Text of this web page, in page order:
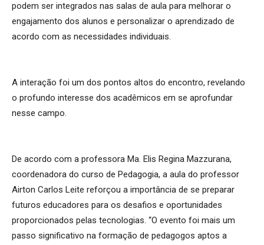
podem ser integrados nas salas de aula para melhorar o
engajamento dos alunos e personalizar o aprendizado de
acordo com as necessidades individuais.
A interação foi um dos pontos altos do encontro, revelando
o profundo interesse dos acadêmicos em se aprofundar
nesse campo.
De acordo com a professora Ma. Elis Regina Mazzurana,
coordenadora do curso de Pedagogia, a aula do professor
Airton Carlos Leite reforçou a importância de se preparar
futuros educadores para os desafios e oportunidades
proporcionados pelas tecnologias. “O evento foi mais um
passo significativo na formação de pedagogos aptos a